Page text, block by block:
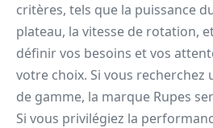
critères, tels que la puissance
plateau, la vitesse de rotation,
définir vos besoins et vos
votre choix. Si vous recherchez
de gamme, la marque Rupes
Si vous privilégiez la